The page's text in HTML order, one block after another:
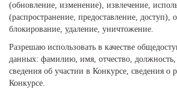
(обновление, изменение), извлечение,
(распространение, предоставление, доступ),
блокирование, удаление, уничтожение.
Разрешаю использовать в качестве
данных: фамилию, имя, отчество,
сведения об участии в Конкурсе, сведения о
Конкурсе.